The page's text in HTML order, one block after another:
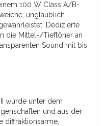
100 W Class A/B-
unglaublich
Dedizierte
die Mittel-/Tieftöner an
Sound mit bis
wurde unter dem
und aus der
diffraktionsarme,